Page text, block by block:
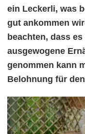
ein Leckerli, was
gut ankommen
beachten, dass
ausgewogene
genommen kann
Belohnung für